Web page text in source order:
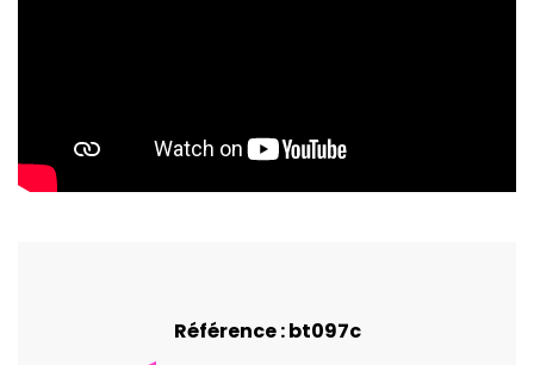
Référence : bt097c